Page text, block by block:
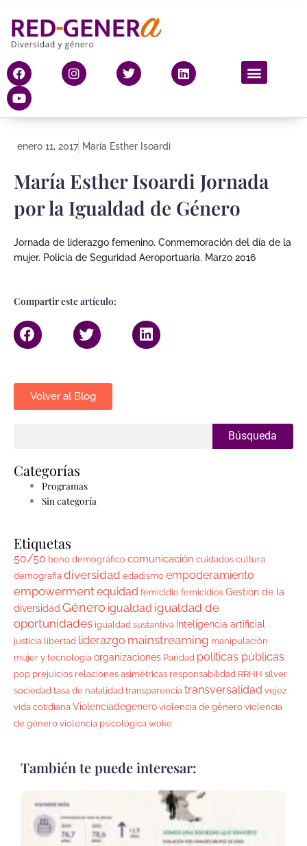
contenido
F
a
c
e
b
k
I
n
a
a
T
w
t
L
i
e
Y
o
u
t
u
enero 11, 2017 María Esther Isoardi
María Esther Isoardi Jornada
por la Igualdad de Género
Jornada de liderazgo femenino. Conmemoración del día de la
mujer. Policía de Seguridad Aeroportuaria. Marzo 2016
Compartir este artículo:
Volver al Blog
Búsqueda
Categorías
Programas
Sin categoría
Etiquetas
50/50 bono demográfico comunicación cuidados cultura
demografia diversidad edadismo empoderamiento
empowermentequidad femicidio femicidios Gestión de la
diversidad Género igualdad igualdad de
oportunidades igualdad sustantiva Inteligencia artificial
justicia libertad liderazgo mainstreaming manipulaciòn
mujer y tecnología organizaciones Paridad políticas públicas
pop prejuicios relaciones asimètricas responsabilidad RRHH silver
sociedad tasa de natalidad transparencia transversalidad vejez
vida cotidiana Violenciadegenero violencia de gènero violencia
de género violencia psicológica woke
También te puede interesar: